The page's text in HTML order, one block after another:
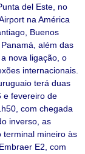
del Este, no
na América
Buenos
além das
nova ligação, o
internacionais.
terá duas
e fevereiro de
com chegada
inverso, as
terminal mineiro às
E2, com